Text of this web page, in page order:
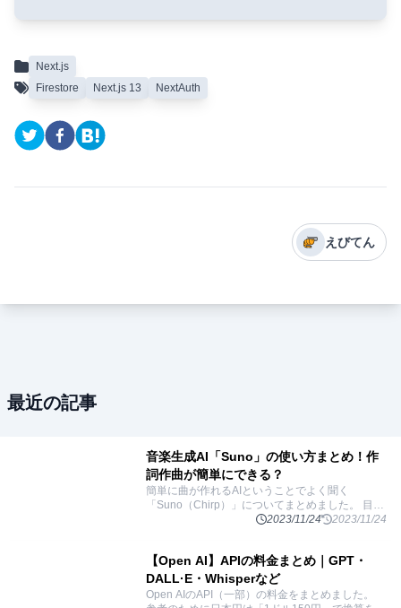
Next.js
Firestore
Next.js 13 NextAuth
えびてん
最近の記事
音楽生成AI「Suno」の使い方まとめ！作
詞作曲が簡単にできる？
簡単に曲が作れるAIということでよく聞く
「Suno（Chirp）」についてまとめました。 目次
「Suno」とはテキストからさまざまな音声を生成
2023/11/24 2023/11/24
【Open AI】APIの料金まとめ｜GPT・
DALL·E・Whisperなど
Open AIのAPI（一部）の料金をまとめました。